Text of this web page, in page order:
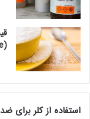
(Sucralose)
استفاده از کلر برای